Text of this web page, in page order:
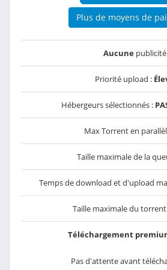
Plus de moyens de
Aucunepublicité
Priorité upload :
Hébergeurs sélectionnés :
Max Torrent en
Taille maximale de la
Temps de download et d'upload
Taille maximale du
Téléchargement
Pas d'attente avant